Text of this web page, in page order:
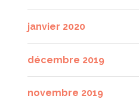
janvier 2020
décembre 2019
novembre 2019